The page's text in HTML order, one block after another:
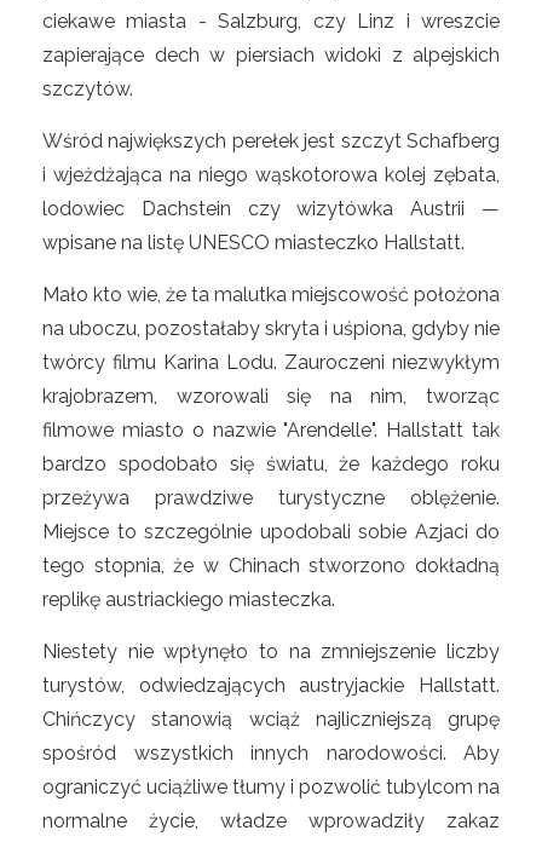
ciekawe miasta - Salzburg, czy Linz i wreszcie
zapierające dech w piersiach widoki z alpejskich
szczytów.
Wśród największych perełek jest szczyt Schafberg
i wjeżdżająca na niego wąskotorowa kolej zębata,
lodowiec Dachstein czy wizytówka Austrii —
wpisane na listę UNESCO miasteczko Hallstatt.
Mało kto wie, że ta malutka miejscowość położona
na uboczu, pozostałaby skryta i uśpiona, gdyby nie
twórcy filmu Karina Lodu. Zauroczeni niezwykłym
krajobrazem, wzorowali się na nim, tworząc
filmowe miasto o nazwie "Arendelle". Hallstatt tak
bardzo spodobało się światu, że każdego roku
przeżywa prawdziwe turystyczne oblężenie.
Miejsce to szczególnie upodobali sobie Azjaci do
tego stopnia, że w Chinach stworzono dokładną
replikę austriackiego miasteczka.
Niestety nie wpłynęło to na zmniejszenie liczby
turystów, odwiedzających austryjackie Hallstatt.
Chińczycy stanowią wciąż najliczniejszą grupę
spośród wszystkich innych narodowości. Aby
ograniczyć uciążliwe tłumy i pozwolić tubylcom na
normalne życie, władze wprowadziły zakaz